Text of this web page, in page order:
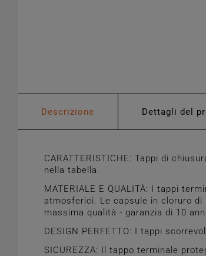
Descrizione Dettagli del
CARATTERISTICHE: Tappi di
nella tabella.
MATERIALE E QUALITÀ: I tappi
atmosferici. Le capsule in cloruro di
massima qualità - garanzia di 10
DESIGN PERFETTO: I tappi
SICUREZZA: Il tappo terminale